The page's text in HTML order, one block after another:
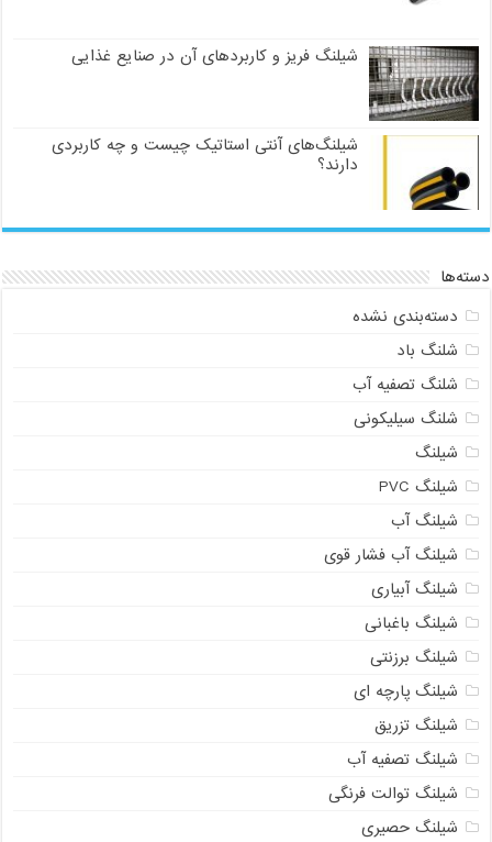
شیلنگ فریز و کاربردهای آن در صنایع غذایی
شیلنگ‌های آنتی استاتیک چیست و چه کاربردی
دارند؟
دسته‌ها
دسته‌بندی نشده
شلنگ باد
شلنگ تصفیه آب
شلنگ سیلیکونی
شیلنگ
شیلنگ PVC
شیلنگ آب
شیلنگ آب فشار قوی
شیلنگ آبیاری
شیلنگ باغبانی
شیلنگ برزنتی
شیلنگ پارچه ای
شیلنگ تزریق
شیلنگ تصفیه آب
شیلنگ توالت فرنگی
شیلنگ حصیری